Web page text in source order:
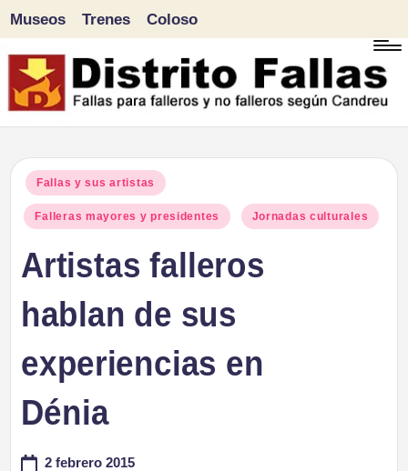
Saltar
al
Museos Trenes Coloso
Publicado
en
Fallas y sus artistas
Falleras mayores y presidentes Jornadas culturales
Artistas falleros
hablan de sus
experiencias en
Dénia
2 febrero 2015